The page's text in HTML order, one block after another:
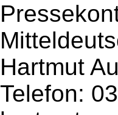
Hartmut
Telefon: